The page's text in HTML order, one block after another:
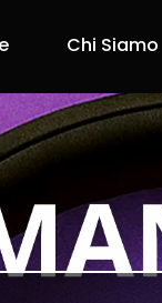
Chi Siamo